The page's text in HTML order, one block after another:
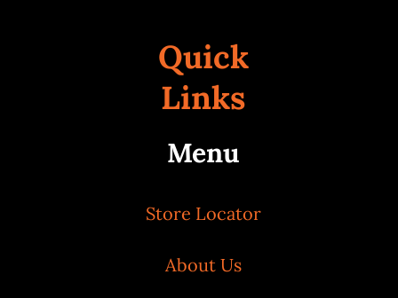
Quick
Links
Menu
Store Locator
About Us